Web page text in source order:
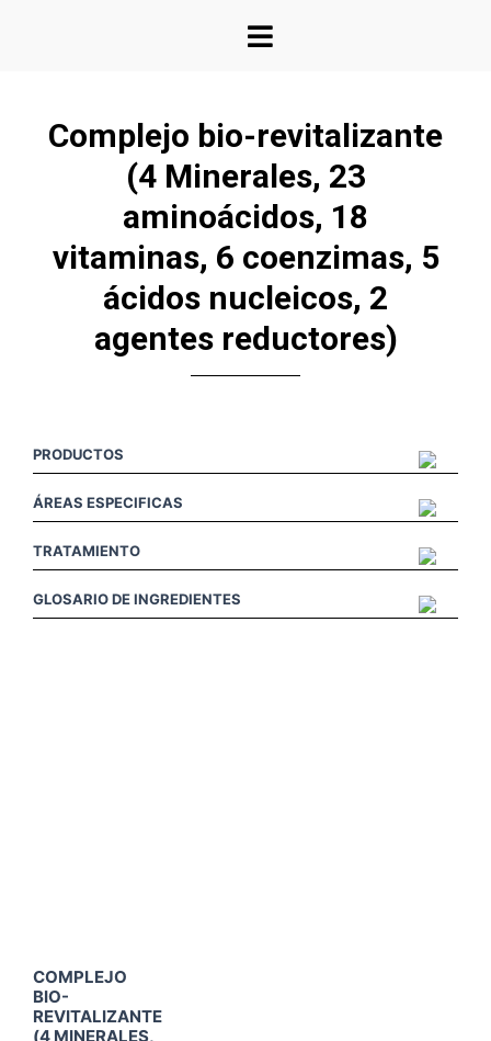
Complejo bio-revitalizante
(4 Minerales, 23
aminoácidos, 18
vitaminas, 6 coenzimas, 5
ácidos nucleicos, 2
agentes reductores)
PRODUCTOS
ÁREAS ESPECIFICAS
TRATAMIENTO
GLOSARIO DE INGREDIENTES
COMPLEJO
BIO-
REVITALIZANTE
(4 MINERALES,